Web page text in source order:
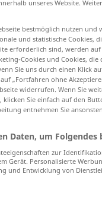
unseres Website.
bestmöglich nutzen und
und statistische Cookies,
erforderlich sind, werden
Cookies und Cookies,
Sie uns durch einen Klick
„Fortfahren ohne
widerrufen. Wenn Sie
Sie einfach auf den
entnehmen Sie
Daten, um Folgendes
zur
Gerät. Personalisierte
und Entwicklung von